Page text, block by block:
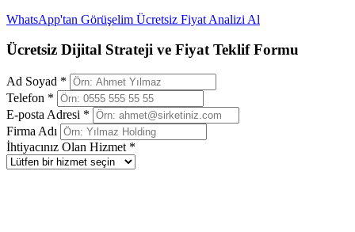
WhatsApp'tan Görüşelim Ücretsiz Fiyat Analizi Al
Ücretsiz Dijital Strateji ve Fiyat Teklif Formu
Ad Soyad *
Telefon *
E-posta Adresi *
Firma Adı
İhtiyacınız Olan Hizmet *